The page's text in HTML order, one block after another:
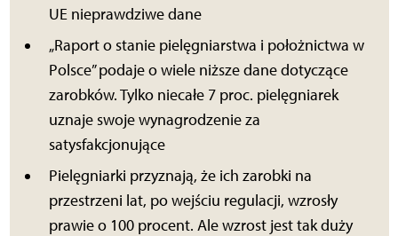
UE nieprawdziwe dane
„Raport o stanie pielęgniarstwa i położnictwa w
Polsce” podaje o wiele niższe dane dotyczące
zarobków. Tylko niecałe 7 proc. pielęgniarek
uznaje swoje wynagrodzenie za
satysfakcjonujące
Pielęgniarki przyznają, że ich zarobki na
przestrzeni lat, po wejściu regulacji, wzrosły
prawie o 100 procent. Ale wzrost jest tak duży